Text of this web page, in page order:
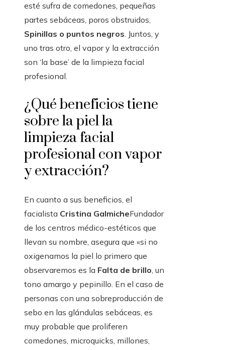
esté sufra de comedones, pequeñas
partes sebáceas, poros obstruidos,
Spinillas o puntos negros. Juntos, y
uno tras otro, el vapor y la extracción
son ‘la base’ de la limpieza facial
profesional.
¿Qué beneficios tiene
sobre la piel la
limpieza facial
profesional con vapor
y extracción?
En cuanto a sus beneficios, el
facialista Cristina GalmicheFundador
de los centros médico-estéticos que
llevan su nombre, asegura que «si no
oxigenamos la piel lo primero que
observaremos es la Falta de brillo, un
tono amargo y pepinillo. En el caso de
personas con una sobreproducción de
sebo en las glándulas sebáceas, es
muy probable que proliferen
comedones, microquicks, millones,